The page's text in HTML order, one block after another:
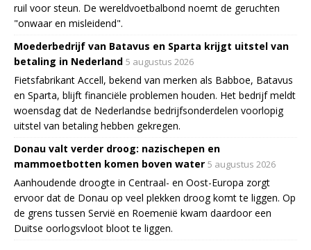
ruil voor steun. De wereldvoetbalbond noemt de geruchten
"onwaar en misleidend".
Moederbedrijf van Batavus en Sparta krijgt uitstel van
betaling in Nederland 5 augustus 2026
Fietsfabrikant Accell, bekend van merken als Babboe, Batavus
en Sparta, blijft financiële problemen houden. Het bedrijf meldt
woensdag dat de Nederlandse bedrijfsonderdelen voorlopig
uitstel van betaling hebben gekregen.
Donau valt verder droog: nazischepen en
mammoetbotten komen boven water 5 augustus 2026
Aanhoudende droogte in Centraal- en Oost-Europa zorgt
ervoor dat de Donau op veel plekken droog komt te liggen. Op
de grens tussen Servië en Roemenië kwam daardoor een
Duitse oorlogsvloot bloot te liggen.